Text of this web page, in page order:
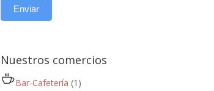
Enviar
Nuestros comercios
Bar-Cafetería (1)